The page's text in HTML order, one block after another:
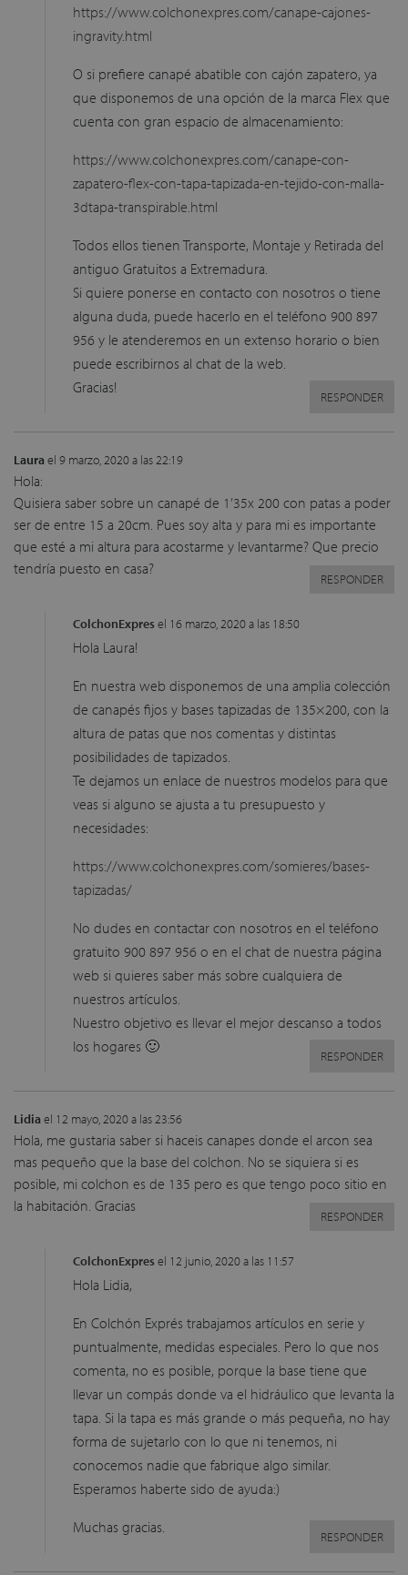
https://www.colchonexpres.com/canape-cajones-
ingravity.html
O si prefiere canapé abatible con cajón zapatero, ya
que disponemos de una opción de la marca Flex que
cuenta con gran espacio de almacenamiento:
https://www.colchonexpres.com/canape-con-
zapatero-flex-con-tapa-tapizada-en-tejido-con-malla-
3dtapa-transpirable.html
Todos ellos tienen Transporte, Montaje y Retirada del
antiguo Gratuitos a Extremadura.
Si quiere ponerse en contacto con nosotros o tiene
alguna duda, puede hacerlo en el teléfono 900 897
956 y le atenderemos en un extenso horario o bien
puede escribirnos al chat de la web.
Gracias!
RESPONDER
Laurael 9 marzo, 2020 a las 22:19
Hola:
Quisiera saber sobre un canapé de 1’35x 200 con patas a poder
ser de entre 15 a 20cm. Pues soy alta y para mi es importante
que esté a mi altura para acostarme y levantarme? Que precio
tendría puesto en casa?
RESPONDER
ColchonExpresel 16 marzo, 2020 a las 18:50
Hola Laura!
En nuestra web disponemos de una amplia colección
de canapés fijos y bases tapizadas de 135×200, con la
altura de patas que nos comentas y distintas
posibilidades de tapizados.
Te dejamos un enlace de nuestros modelos para que
veas si alguno se ajusta a tu presupuesto y
necesidades:
https://www.colchonexpres.com/somieres/bases-
tapizadas/
No dudes en contactar con nosotros en el teléfono
gratuito 900 897 956 o en el chat de nuestra página
web si quieres saber más sobre cualquiera de
nuestros artículos.
Nuestro objetivo es llevar el mejor descanso a todos
los hogares 🙂
RESPONDER
Lidiael 12 mayo, 2020 a las 23:56
Hola, me gustaria saber si haceis canapes donde el arcon sea
mas pequeño que la base del colchon. No se siquiera si es
posible, mi colchon es de 135 pero es que tengo poco sitio en
la habitación. Gracias
RESPONDER
ColchonExpresel 12 junio, 2020 a las 11:57
Hola Lidia,
En Colchón Exprés trabajamos artículos en serie y
puntualmente, medidas especiales. Pero lo que nos
comenta, no es posible, porque la base tiene que
llevar un compás donde va el hidráulico que levanta la
tapa. Si la tapa es más grande o más pequeña, no hay
forma de sujetarlo con lo que ni tenemos, ni
conocemos nadie que fabrique algo similar.
Esperamos haberte sido de ayuda:)
Muchas gracias.
RESPONDER